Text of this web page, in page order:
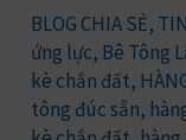
BLOG CHIA SẺ,
ứng lực, Bê Tông
kè chắn đất,
tông đúc sẵn,
hàng
rào
bê
tông